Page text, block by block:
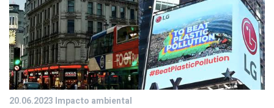
20.06.2023 Impacto ambiental